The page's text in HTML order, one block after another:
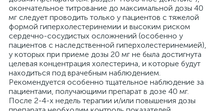
окончательное титрование до максимальной дозы 40
мг следует проводить только у пациентов с тяжелой
формой гиперхолестеринемии и высоким риском
сердечно-сосудистых осложнений (особенно у
пациентов с наследственной гиперхолестеринемией),
у которых при приеме дозы 20 мг не была достигнута
целевая концентрация холестерина, и которые будут
находиться под врачебным наблюдением.
Рекомендуется особенно тщательное наблюдение за
пациентами, получающими препарат в дозе 40 мг.
После 2-4-х недель терапии и/или повышения дозы